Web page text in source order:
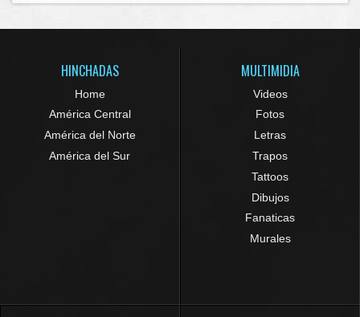
HINCHADAS
Home
América Central
América del Norte
América del Sur
MULTIMIDIA
Videos
Fotos
Letras
Trapos
Tattoos
Dibujos
Fanaticas
Murales